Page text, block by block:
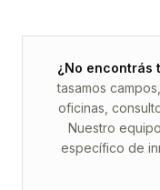
¿No encontrás
tasamos
oficinas,
Nuestro
específico de